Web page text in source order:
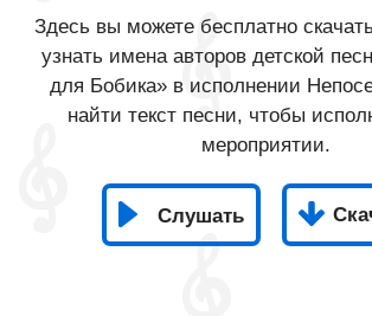
Здесь вы можете бесплатно
узнать имена авторов детской
для Бобика» в исполнении
найти текст песни, чтобы
мероприятии.
Слушать